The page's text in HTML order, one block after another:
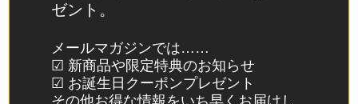
スウ
デン
(SEK
kr)
ゼント。
メールマガジンでは……
☑ 新商品や限定特典のお知らせ
☑ お誕生日クーポンプレゼント
その他お得な情報をいち早くお届けし